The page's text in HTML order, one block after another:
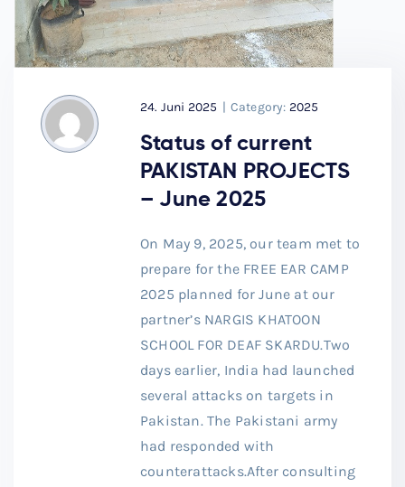
24. Juni 2025 | Category: 2025
Status of current
PAKISTAN PROJECTS
– June 2025
On May 9, 2025, our team met to
prepare for the FREE EAR CAMP
2025 planned for June at our
partner’s NARGIS KHATOON
SCHOOL FOR DEAF SKARDU.Two
days earlier, India had launched
several attacks on targets in
Pakistan. The Pakistani army
had responded with
counterattacks.After consulting